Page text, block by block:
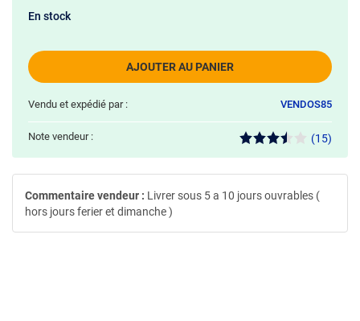
AJOUTER AU PANIER
En stock
Vendu et expédié par : VENDOS85
Note vendeur : (15)
Commentaire vendeur : Livrer sous 5 a 10 jours ouvrables (
hors jours ferier et dimanche )